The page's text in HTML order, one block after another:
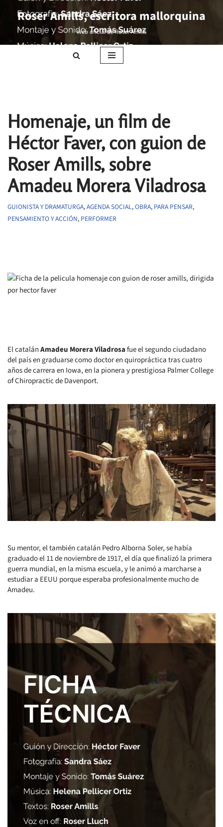
Saltar
Roser Amills, escritora mallorquina
Web oficial de Roser Amills
Homenaje, un film de
Héctor Faver, con guion de
Roser Amills, sobre
Amadeu Morera Viladrosa
GUIONISTA Y DRAMATURGA,AGENDA SOCIAL,OBRA, PARA PENSAR,
PENSAMIENTO Y ACCIÓN, PERFORMER
El catalánAmadeu Morera Viladrosafue el segundo ciudadano
del país en graduarse como doctor en quiropráctica tras cuatro
años de carrera en Iowa, en la pionera y prestigiosa Palmer College
of Chiropractic de Davenport.
Su mentor, el también catalán Pedro Alborna Soler, se había
graduado el 11 de noviembre de 1917, el día que finalizó la primera
guerra mundial, en la misma escuela, y le animó a marcharse a
estudiar a EEUU porque esperaba profesionalmente mucho de
Amadeu.